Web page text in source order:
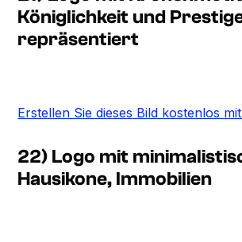
Königlichkeit und
repräsentiert
Erstellen Sie dieses Bild kostenlos
22) Logo mit
Hausikone, Immobilien